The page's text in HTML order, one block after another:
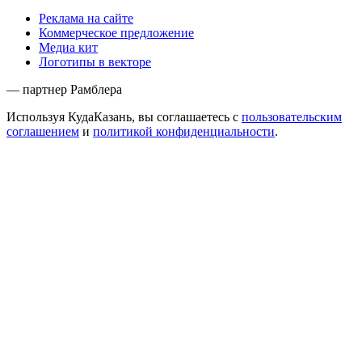
Реклама на сайте
Коммерческое предложение
Медиа кит
Логотипы в векторе
— партнер Рамблера
Используя КудаКазань, вы соглашаетесь с пользовательским
соглашением и политикой конфиденциальности.